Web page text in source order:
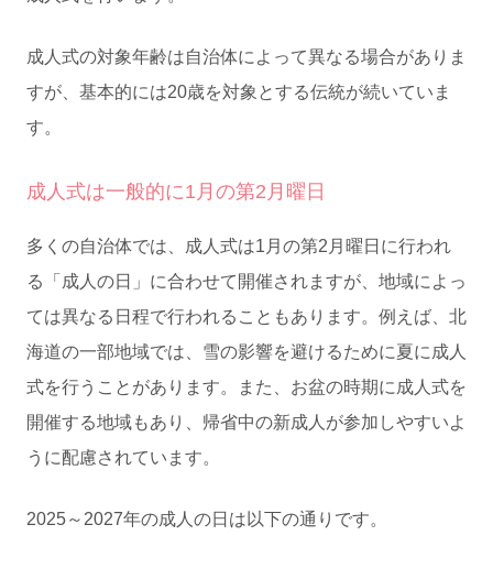
成人式の対象年齢は自治体によって異なる場合がありま
すが、基本的には20歳を対象とする伝統が続いていま
す。
成人式は一般的に1月の第2月曜日
多くの自治体では、成人式は1月の第2月曜日に行われ
る「成人の日」に合わせて開催されますが、地域によっ
ては異なる日程で行われることもあります。例えば、北
海道の一部地域では、雪の影響を避けるために夏に成人
式を行うことがあります。また、お盆の時期に成人式を
開催する地域もあり、帰省中の新成人が参加しやすいよ
うに配慮されています。
2025～2027年の成人の日は以下の通りです。